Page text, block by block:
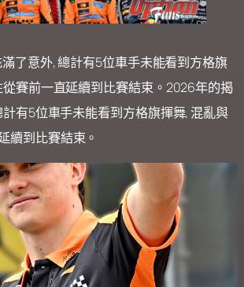
了意外, 總計有5位車手未能看到方格旗
賽前一直延續到比賽結束。2026年的揭
有5位車手未能看到方格旗揮舞, 混亂與
續到比賽結束。